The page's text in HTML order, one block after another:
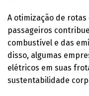
A otimização de
passageiros
combustível e das
disso, algumas
elétricos em suas
sustentabilidade